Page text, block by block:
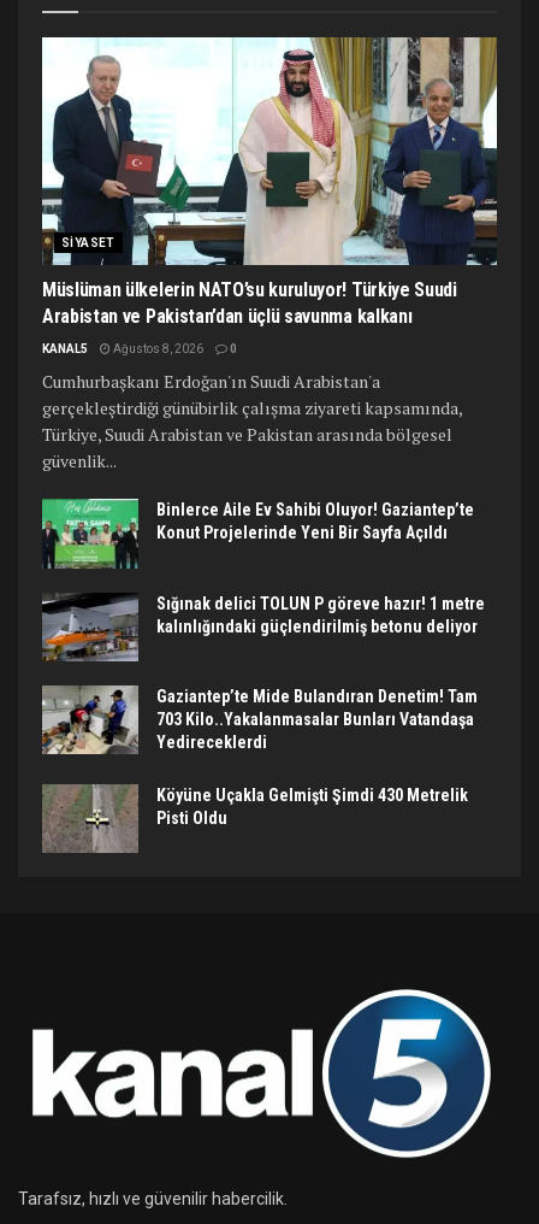
SIYASET
Müslüman ülkelerin NATO’su kuruluyor! Türkiye Suudi
Arabistan ve Pakistan’dan üçlü savunma kalkanı
KANAL5 Ağustos 8, 2026 0
Cumhurbaşkanı Erdoğan'ın Suudi Arabistan'a
gerçekleştirdiği günübirlik çalışma ziyareti kapsamında,
Türkiye, Suudi Arabistan ve Pakistan arasında bölgesel
güvenlik...
Binlerce Aile Ev Sahibi Oluyor! Gaziantep’te
Konut Projelerinde Yeni Bir Sayfa Açıldı
Sığınak delici TOLUN P göreve hazır! 1 metre
kalınlığındaki güçlendirilmiş betonu deliyor
Gaziantep’te Mide Bulandıran Denetim! Tam
703 Kilo..Yakalanmasalar Bunları Vatandaşa
Yedireceklerdi
Köyüne Uçakla Gelmişti Şimdi 430 Metrelik
Pisti Oldu
Tarafsız, hızlı ve güvenilir habercilik.